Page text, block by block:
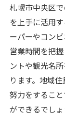
札幌市中央区
を上手に活用
ーパーやコン
営業時間を把
ントや観光名
ります。地域
努力をするこ
ができるでしょ